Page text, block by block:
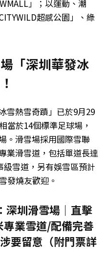
」；以運動、潮
超感公園」、綠
「深圳華發冰
雪熱雪奇蹟」已於9月29
當於14個標準足球場，
。滑雪場採用國際雪聯
業滑雪道，包括單道長達
雪道，另有娛雪區預計
發燒友歡迎。
深圳滑雪場｜直擊
業雪道/配備完善
要留意（附門票詳